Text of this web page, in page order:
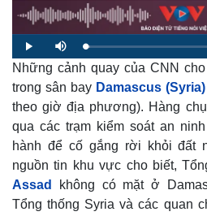
P
l
a
y
M
u
t
e
L
o
a
d
d
2
2
0
Những cảnh quay của CNN
trong sân bay Damascus (Syria)
theo giờ địa phương). Hàng
qua các trạm kiểm soát an
hành để cố gắng rời khỏi đất
nguồn tin khu vực cho biết,
Assad
không có mặt ở
Tổng thống Syria và các quan